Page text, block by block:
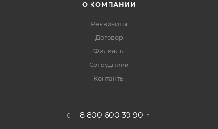
О КОМПАНИИ
Реквизиты
Договор
Филиалы
Сотрудники
Контакты
8 800 600 39 90